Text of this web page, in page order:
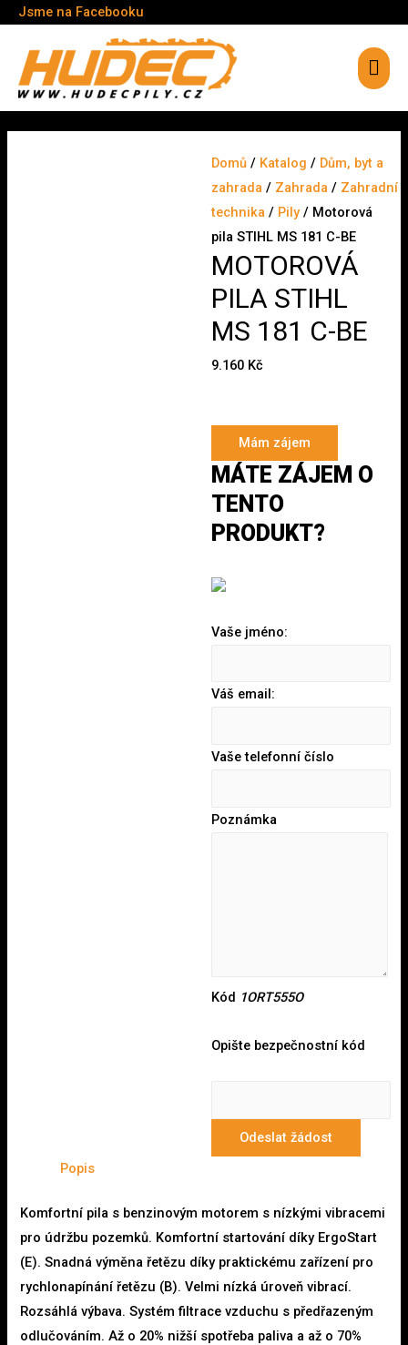
Jsme na Facebooku
Domů / Katalog / Dům, byt a
zahrada / Zahrada / Zahradní
technika / Pily/ Motorová
pila STIHL MS 181 C-BE
MOTOROVÁ
PILA STIHL
MS 181 C-BE
9.160 Kč
Mám zájem
MÁTE ZÁJEM O
TENTO
PRODUKT?
Vaše jméno:
Váš email:
Vaše telefonní číslo
Poznámka
Kód 1ORT555O
Opište bezpečnostní kód
Odeslat žádost
Popis
Komfortní pila s benzinovým motorem s nízkými vibracemi
pro údržbu pozemků. Komfortní startování díky ErgoStart
(E). Snadná výměna řetězu díky praktickému zařízení pro
rychlonapínání řetězu (B). Velmi nízká úroveň vibrací.
Rozsáhlá výbava. Systém filtrace vzduchu s předřazeným
odlučováním. Až o 20% nižší spotřeba paliva a až o 70%